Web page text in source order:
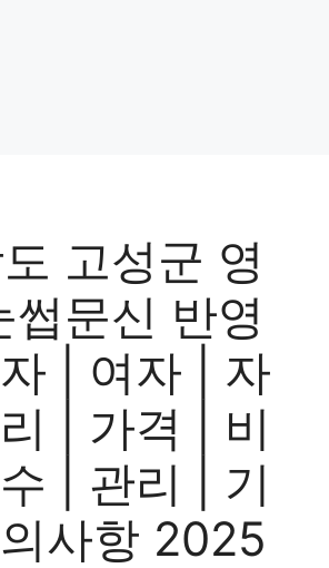
고성군 영
썹문신 반영
| 여자 | 자
| 가격 | 비
| 관리 | 기
사항 2025